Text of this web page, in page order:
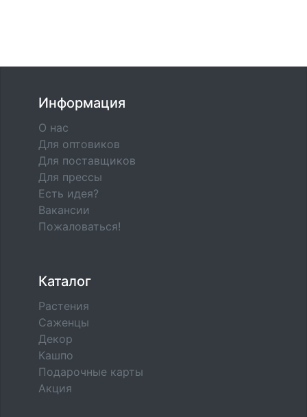
Информация
О нас
Для оптовиков
Для поставщиков
Для прессы
Есть идея?
Вакансии
Пожаловаться!
Каталог
Растения
Саженцы
Декор
Кашпо
Подарочные карты
Акция